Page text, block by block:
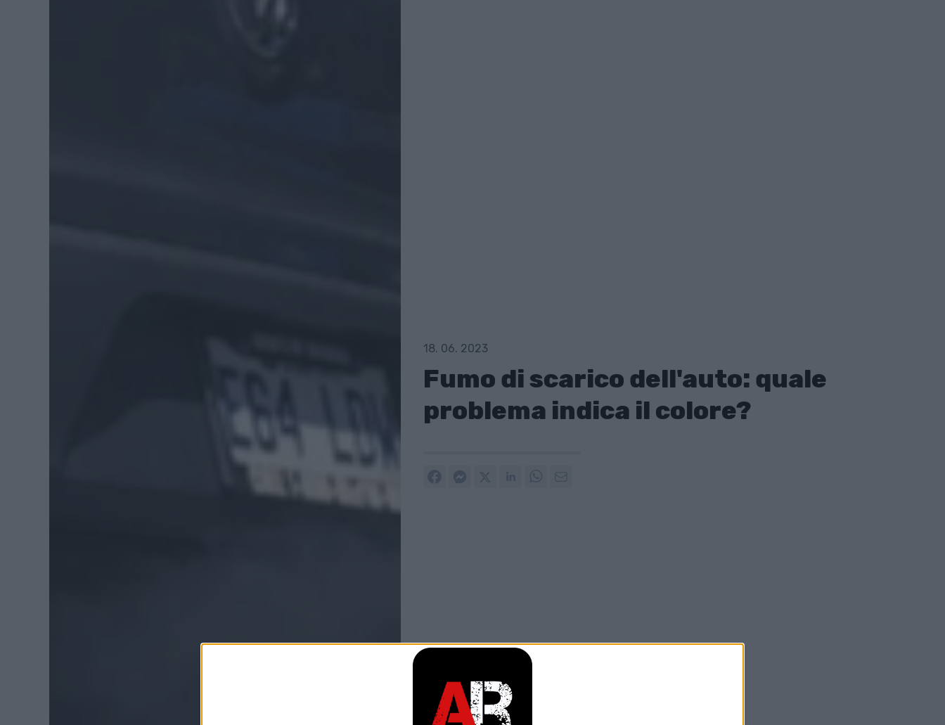
18. 06. 2023
Fumo di scarico dell'auto: quale
problema indica il colore?